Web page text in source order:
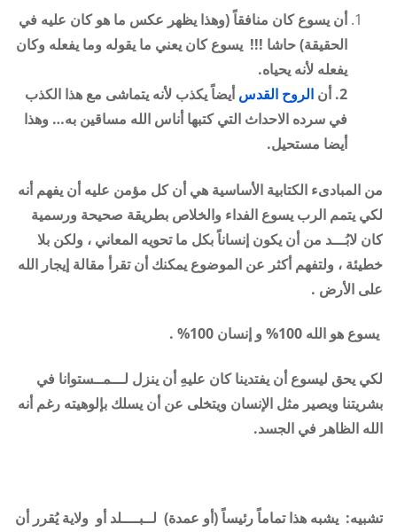
أن يسوع كان منافقاً(وهذا يظهر عكس ما هو كان عليه في
الحقيقة)حاشا !!! يسوع كان يعني ما يقوله وما يفعله وكان
يفعله لأنه يحياه.
2. أن الروح القدسأيضاً يكذب لأنه يتماشى مع هذا الكذب
في سرده الاحداث التي كتبها أناس الله مساقين به… وهذا
أيضا مستحيل.
من المبادىء الكتابية الأساسية هي أن كل مؤمن عليه أن يفهم أنه
لكي يتمم الرب يسوع الفداء والخلاص بطريقة صحيحة ورسمية
كان لابُـــد من أن يكون إنساناً بكل ما تحويه المعاني ، ولكن بلا
خطيئة ، ولتفهم أكثر عن الموضوع يمكنك أن تقرأ مقالة إيجار الله
على الأرض .
يسوع هو الله 100% و إنسان 100 % .
لكي يحق ليسوع أن يفتدينا كان عليهِ أن ينزل لـــمــستوانا في
بشريتنا ويصير مثل الإنسان ويتخلى عن أن يسلك بإلوهيته رغم أنه
الله الظاهر في الجسد.
تشبيه: يشبه هذا تماماً رئيساً (أو عمدة) لــبــــلد أو ولاية يُقرر أن